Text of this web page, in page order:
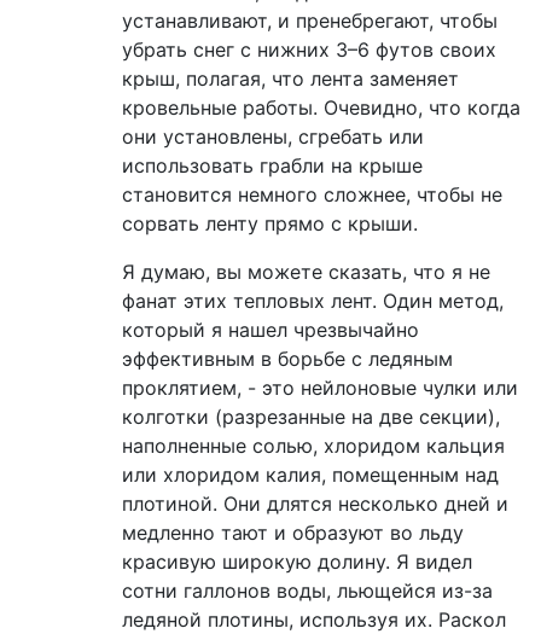
устанавливают, и пренебрегают, чтобы
убрать снег с нижних 3–6 футов своих
крыш, полагая, что лента заменяет
кровельные работы. Очевидно, что когда
они установлены, сгребать или
использовать грабли на крыше
становится немного сложнее, чтобы не
сорвать ленту прямо с крыши.
Я думаю, вы можете сказать, что я не
фанат этих тепловых лент. Один метод,
который я нашел чрезвычайно
эффективным в борьбе с ледяным
проклятием, - это нейлоновые чулки или
колготки (разрезанные на две секции),
наполненные солью, хлоридом кальция
или хлоридом калия, помещенным над
плотиной. Они длятся несколько дней и
медленно тают и образуют во льду
красивую широкую долину. Я видел
сотни галлонов воды, льющейся из-за
ледяной плотины, используя их. Раскол